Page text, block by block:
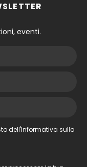
eventi.
dell'Informativa sulla